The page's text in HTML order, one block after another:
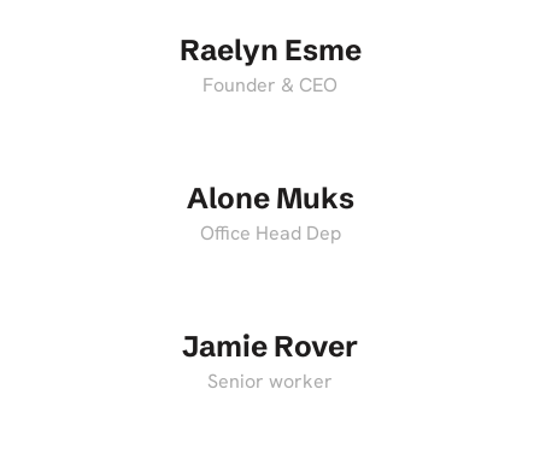
Raelyn Esme
Founder & CEO
Alone Muks
Office Head Dep
Jamie Rover
Senior worker